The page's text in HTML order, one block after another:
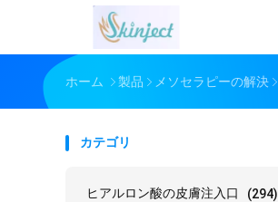
ホーム 製品 メソセラピーの解決
カテゴリ
ヒアルロン酸の皮膚注入口 (294)